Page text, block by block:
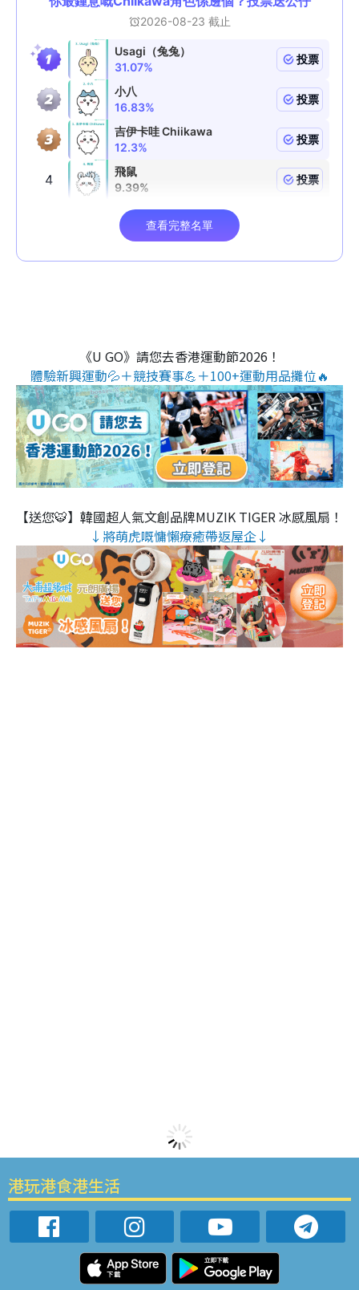
《U GO》請您去香港運動節2026！
體驗新興運動💦＋競技賽事💪＋100+運動用品攤位🔥
【送您🐯】韓國超人氣文創品牌MUZIK TIGER 冰感風扇！
↓將萌虎嘅慵懶療癒帶返屋企↓
港玩港食港生活